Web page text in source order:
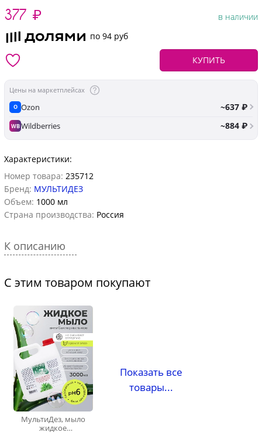
377 ₽
в наличии
по 94 руб
КУПИТЬ
Цены на маркетплейсах
O Ozon ~637 ₽
WBWildberries ~884 ₽
Характеристики:
Номер товара: 235712
Бренд: МУЛЬТИДЕЗ
Объем: 1000 мл
Страна производства: Россия
К описанию
С этим товаром покупают
МультиДез, мыло
жидкое
Показать все
товары...